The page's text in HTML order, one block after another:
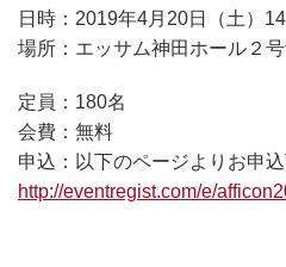
日時：2019年4月20日（土）
場所：エッサム神田ホール２
定員：180名
会費：無料
申込：以下のページよりお申込
http://eventregist.com/e/